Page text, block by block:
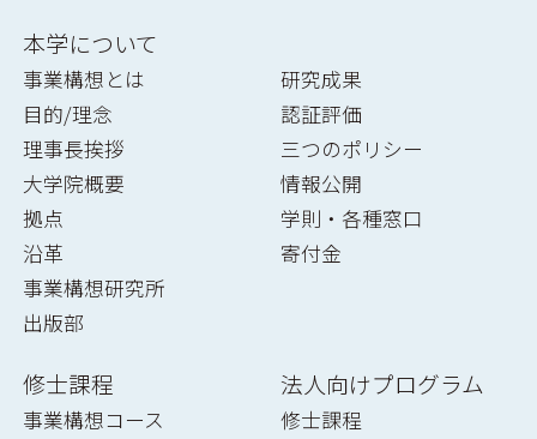
本学について
事業構想とは
目的/理念
理事長挨拶
大学院概要
拠点
沿革
事業構想研究所
出版部
研究成果
認証評価
三つのポリシー
情報公開
学則・各種窓口
寄付金
修士課程
事業構想コース
法人向けプログラム
修士課程